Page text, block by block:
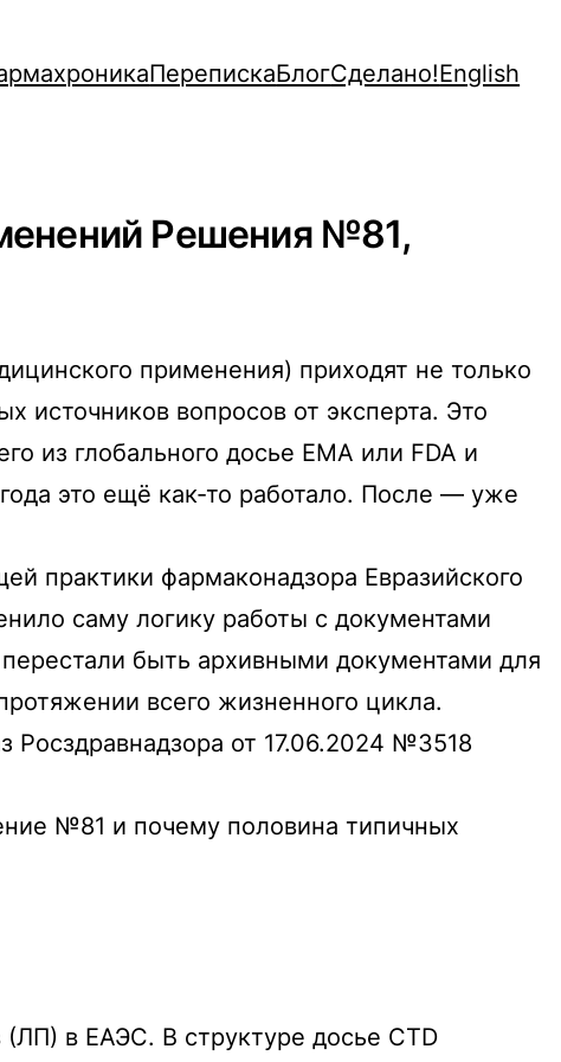
ПерепискаБлогСделано!English
Решения №81,
применения) приходят не только
источников вопросов от эксперта. Это
из глобального досье EMA или FDA и
это ещё как-то работало. После — уже
практики фармаконадзора Евразийского
саму логику работы с документами
быть архивными документами для
всего жизненного цикла.
Росздравнадзора от 17.06.2024 №3518
№81 и почему половина типичных
в ЕАЭС. В структуре досье CTD